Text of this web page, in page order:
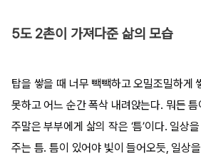
5도 2촌이 가져다준 삶의 모습
탑을 쌓을 때 너무 빽빽하고 오밀조밀하게
못하고 어느 순간 폭삭 내려앉는다. 뭐든
주말은 부부에게 삶의 작은 ‘틈’이다. 일상
주는 틈. 틈이 있어야 빛이 들어오듯, 일상